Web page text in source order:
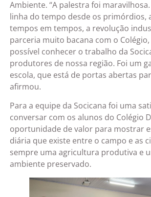
Ambiente. “A palestra foi
linha do tempo desde os primórdios,
tempos em tempos, a revolução
parceria muito bacana com o
possível conhecer o trabalho da
produtores de nossa região. Foi um
escola, que está de portas abertas
afirmou.
Para a equipe da Socicana foi uma
conversar com os alunos do Colégio
oportunidade de valor para mostrar
diária que existe entre o campo e as
sempre uma agricultura produtiva e
ambiente preservado.